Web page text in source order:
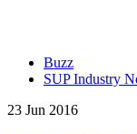
Buzz
SUP Industry
23 Jun 2016